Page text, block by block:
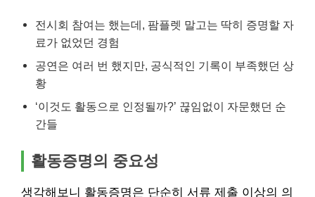
전시회 참여는 했는데, 팜플렛 말고는 딱히 증명할 자
료가 없었던 경험
공연은 여러 번 했지만, 공식적인 기록이 부족했던 상
황
‘이것도 활동으로 인정될까?’ 끊임없이 자문했던 순
간들
활동증명의 중요성
생각해보니 활동증명은 단순히 서류 제출 이상의 의